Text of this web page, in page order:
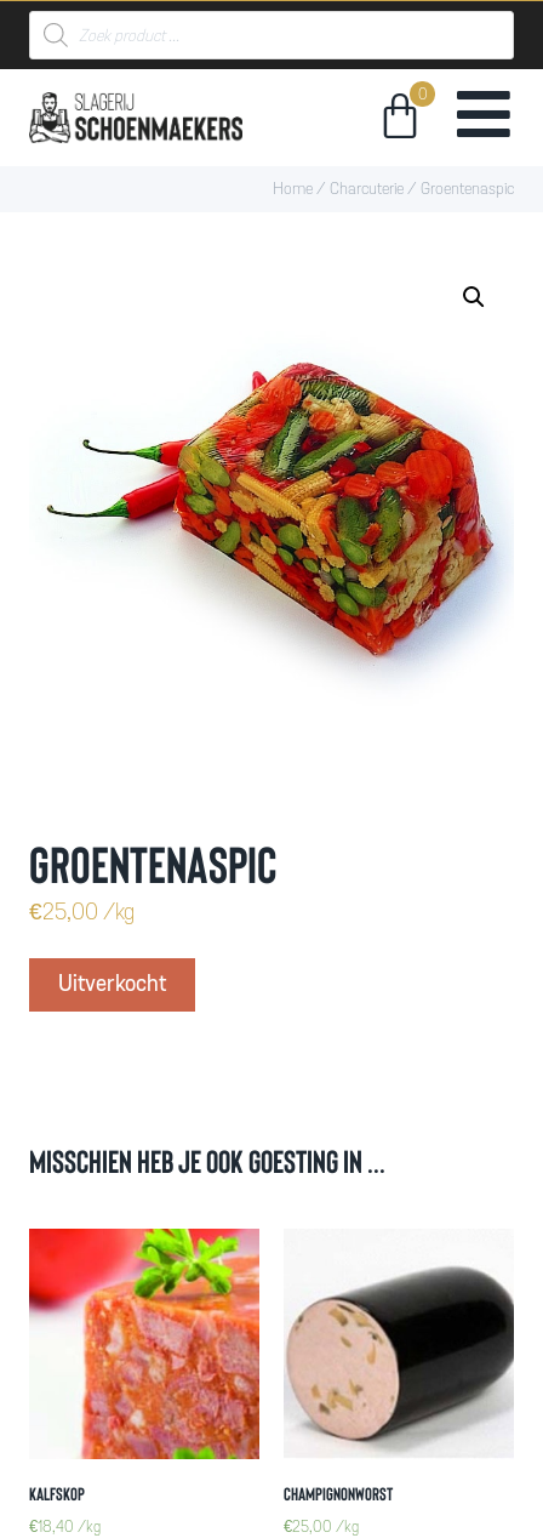
Home/ Charcuterie/ Groentenaspic
Groentenaspic
€25,00 /kg
Uitverkocht
Misschien heb je ook goesting in ...
Kalfskop
€18,40 /kg
Champignonworst
€25,00 /kg